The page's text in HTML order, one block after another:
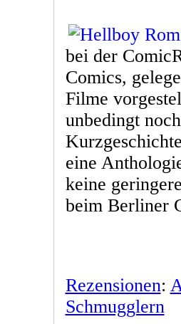
bei der
Comics,
Filme
unbedingt
eine
keine
beim Berliner
Rezensionen:
Schmugglern